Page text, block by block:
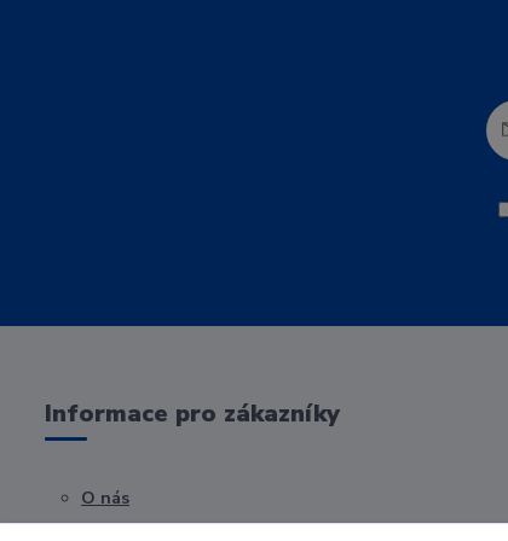
Informace pro zákazníky
O nás